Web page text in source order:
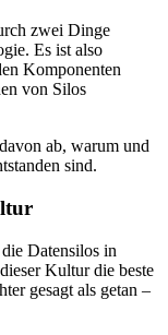
zwei Dinge
Es ist also
Komponenten
von Silos
ab, warum und
sind.
Datensilos in
Kultur die beste
gesagt als getan –